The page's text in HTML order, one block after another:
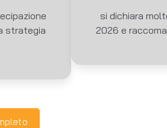
strategia
si dichiara
2026 e